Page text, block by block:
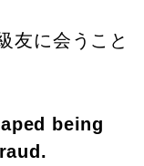
友に会うこと
being